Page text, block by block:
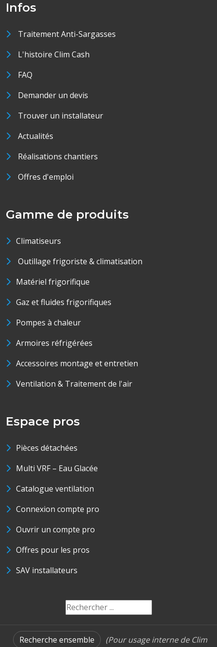
Infos
Traitement Anti-Sargasses
L'histoire Clim Cash
FAQ
Demander un devis
Trouver un installateur
Actualités
Réalisations chantiers
Offres d'emploi
Gamme de produits
Climatiseurs
Outillage frigoriste & climatisation
Matériel frigorifique
Gaz et fluides frigorifiques
Pompes à chaleur
Armoires réfrigérées
Accessoires montage et entretien
Ventilation & Traitement de l'air
Espace pros
Pièces détachées
Multi VRF – Eau Glacée
Catalogue ventilation
Connexion compte pro
Ouvrir un compte pro
Offres pour les pros
SAV installateurs
Recherche ensemble (Pour usage interne de Clim